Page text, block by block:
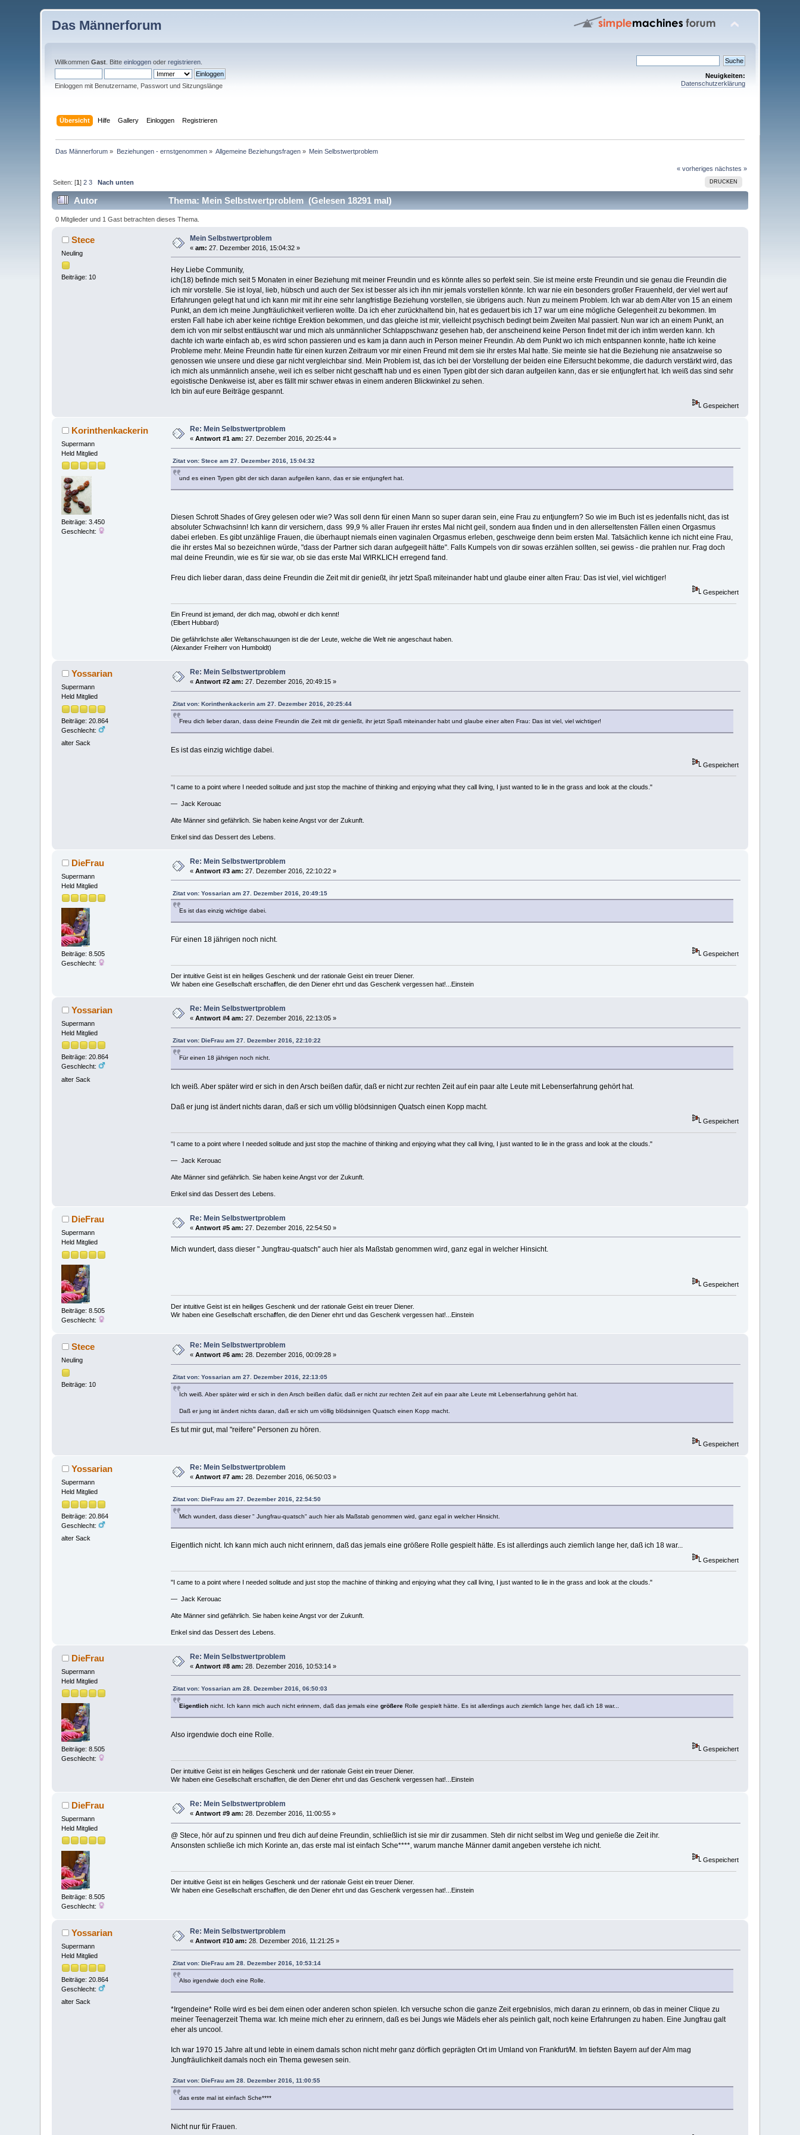
Das Männerforum
WillkommenGast . Bitteeinloggen oderregistrieren
Einloggen mit Benutzername, Passwort und Sitzungslänge
Neuigkeiten:
Datenschutzerklärung
Übersicht Hilfe Gallery Einloggen Registrieren
Das Männerforum » Beziehungen - ernstgenommen» Allgemeine Beziehungsfragen » Mein Selbstwertproblem
« vorheriges nächstes »
DRUCKEN
Seiten: [1]2 3 Nach unten
Autor Thema: Mein Selbstwertproblem (Gelesen 18291 mal)
0 Mitglieder und 1 Gast betrachten dieses Thema.
Stece
Neuling
Beiträge: 10
Mein Selbstwertproblem
«am: 27. Dezember 2016, 15:04:32 »
Hey Liebe Community,
ich(18) befinde mich seit 5 Monaten in einer Beziehung mit meiner Freundin und es könnte alles so perfekt sein. Sie ist meine erste Freundin und sie genau die Freundin die
ich mir vorstelle. Sie ist loyal, lieb, hübsch und auch der Sex ist besser als ich ihn mir jemals vorstellen könnte. Ich war nie ein besonders großer Frauenheld, der viel wert auf
Erfahrungen gelegt hat und ich kann mir mit ihr eine sehr langfristige Beziehung vorstellen, sie übrigens auch. Nun zu meinem Problem. Ich war ab dem Alter von 15 an einem
Punkt, an dem ich meine Jungfräulichkeit verlieren wollte. Da ich eher zurückhaltend bin, hat es gedauert bis ich 17 war um eine mögliche Gelegenheit zu bekommen. Im
ersten Fall habe ich aber keine richtige Erektion bekommen, und das gleiche ist mir, vielleicht psychisch bedingt beim Zweiten Mal passiert. Nun war ich an einem Punkt, an
dem ich von mir selbst enttäuscht war und mich als unmännlicher Schlappschwanz gesehen hab, der anscheinend keine Person findet mit der ich intim werden kann. Ich
dachte ich warte einfach ab, es wird schon passieren und es kam ja dann auch in Person meiner Freundin. Ab dem Punkt wo ich mich entspannen konnte, hatte ich keine
Probleme mehr. Meine Freundin hatte für einen kurzen Zeitraum vor mir einen Freund mit dem sie ihr erstes Mal hatte. Sie meinte sie hat die Beziehung nie ansatzweise so
genossen wie unsere und diese gar nicht vergleichbar sind. Mein Problem ist, das ich bei der Vorstellung der beiden eine Eifersucht bekomme, die dadurch verstärkt wird, das
ich mich als unmännlich ansehe, weil ich es selber nicht geschafft hab und es einen Typen gibt der sich daran aufgeilen kann, das er sie entjungfert hat. Ich weiß das sind sehr
egoistische Denkweise ist, aber es fällt mir schwer etwas in einem anderen Blickwinkel zu sehen.
Ich bin auf eure Beiträge gespannt.
Gespeichert
Korinthenkackerin
Supermann
Held Mitglied
Beiträge: 3.450
Geschlecht:
Re: Mein Selbstwertproblem
«Antwort #1 am: 27. Dezember 2016, 20:25:44 »
Zitat von: Stece am 27. Dezember 2016, 15:04:32
und es einen Typen gibt der sich daran aufgeilen kann, das er sie entjungfert hat.
Diesen Schrott Shades of Grey gelesen oder wie? Was soll denn für einen Mann so super daran sein, eine Frau zu entjungfern? So wie im Buch ist es jedenfalls nicht, das ist
absoluter Schwachsinn! Ich kann dir versichern, dass 99,9 % aller Frauen ihr erstes Mal nicht geil, sondern aua finden und in den allerseltensten Fällen einen Orgasmus
dabei erleben. Es gibt unzählige Frauen, die überhaupt niemals einen vaginalen Orgasmus erleben, geschweige denn beim ersten Mal. Tatsächlich kenne ich nicht eine Frau,
die ihr erstes Mal so bezeichnen würde, "dass der Partner sich daran aufgegeilt hätte". Falls Kumpels von dir sowas erzählen sollten, sei gewiss - die prahlen nur. Frag doch
mal deine Freundin, wie es für sie war, ob sie das erste Mal WIRKLICH erregend fand.
Freu dich lieber daran, dass deine Freundin die Zeit mit dir genießt, ihr jetzt Spaß miteinander habt und glaube einer alten Frau: Das ist viel, viel wichtiger!
Gespeichert
Ein Freund ist jemand, der dich mag, obwohl er dich kennt!
(Elbert Hubbard)
Die gefährlichste aller Weltanschauungen ist die der Leute, welche die Welt nie angeschaut haben.
(Alexander Freiherr von Humboldt)
Yossarian
Supermann
Held Mitglied
Beiträge: 20.864
Geschlecht:
alter Sack
Re: Mein Selbstwertproblem
«Antwort #2 am: 27. Dezember 2016, 20:49:15 »
Zitat von: Korinthenkackerin am 27. Dezember 2016, 20:25:44
Freu dich lieber daran, dass deine Freundin die Zeit mit dir genießt, ihr jetzt Spaß miteinander habt und glaube einer alten Frau: Das ist viel, viel wichtiger!
Es ist das einzig wichtige dabei.
Gespeichert
"I came to a point where I needed solitude and just stop the machine of thinking and enjoying what they call living, I just wanted to lie in the grass and look at the clouds."
— Jack Kerouac
Alte Männer sind gefährlich. Sie haben keine Angst vor der Zukunft.
Enkel sind das Dessert des Lebens.
DieFrau
Supermann
Held Mitglied
Beiträge: 8.505
Geschlecht:
Re: Mein Selbstwertproblem
«Antwort #3 am: 27. Dezember 2016, 22:10:22 »
Zitat von: Yossarian am 27. Dezember 2016, 20:49:15
Es ist das einzig wichtige dabei.
Für einen 18 jährigen noch nicht.
Gespeichert
Der intuitive Geist ist ein heiliges Geschenk und der rationale Geist ein treuer Diener.
Wir haben eine Gesellschaft erschaffen, die den Diener ehrt und das Geschenk vergessen hat!...Einstein
Yossarian
Supermann
Held Mitglied
Beiträge: 20.864
Geschlecht:
alter Sack
Re: Mein Selbstwertproblem
«Antwort #4 am: 27. Dezember 2016, 22:13:05 »
Zitat von: DieFrau am 27. Dezember 2016, 22:10:22
Für einen 18 jährigen noch nicht.
Ich weiß. Aber später wird er sich in den Arsch beißen dafür, daß er nicht zur rechten Zeit auf ein paar alte Leute mit Lebenserfahrung gehört hat.
Daß er jung ist ändert nichts daran, daß er sich um völlig blödsinnigen Quatsch einen Kopp macht.
Gespeichert
"I came to a point where I needed solitude and just stop the machine of thinking and enjoying what they call living, I just wanted to lie in the grass and look at the clouds."
— Jack Kerouac
Alte Männer sind gefährlich. Sie haben keine Angst vor der Zukunft.
Enkel sind das Dessert des Lebens.
DieFrau
Supermann
Held Mitglied
Beiträge: 8.505
Geschlecht:
Re: Mein Selbstwertproblem
«Antwort #5 am: 27. Dezember 2016, 22:54:50 »
Mich wundert, dass dieser " Jungfrau-quatsch" auch hier als Maßstab genommen wird, ganz egal in welcher Hinsicht.
Gespeichert
Der intuitive Geist ist ein heiliges Geschenk und der rationale Geist ein treuer Diener.
Wir haben eine Gesellschaft erschaffen, die den Diener ehrt und das Geschenk vergessen hat!...Einstein
Stece
Neuling
Beiträge: 10
Re: Mein Selbstwertproblem
«Antwort #6 am: 28. Dezember 2016, 00:09:28 »
Zitat von: Yossarian am 27. Dezember 2016, 22:13:05
Ich weiß. Aber später wird er sich in den Arsch beißen dafür, daß er nicht zur rechten Zeit auf ein paar alte Leute mit Lebenserfahrung gehört hat.
Daß er jung ist ändert nichts daran, daß er sich um völlig blödsinnigen Quatsch einen Kopp macht.
Es tut mir gut, mal "reifere" Personen zu hören.
Gespeichert
Yossarian
Supermann
Held Mitglied
Beiträge: 20.864
Geschlecht:
alter Sack
Re: Mein Selbstwertproblem
«Antwort #7 am: 28. Dezember 2016, 06:50:03 »
Zitat von: DieFrau am 27. Dezember 2016, 22:54:50
Mich wundert, dass dieser " Jungfrau-quatsch" auch hier als Maßstab genommen wird, ganz egal in welcher Hinsicht.
Eigentlich nicht. Ich kann mich auch nicht erinnern, daß das jemals eine größere Rolle gespielt hätte. Es ist allerdings auch ziemlich lange her, daß ich 18 war...
Gespeichert
"I came to a point where I needed solitude and just stop the machine of thinking and enjoying what they call living, I just wanted to lie in the grass and look at the clouds."
— Jack Kerouac
Alte Männer sind gefährlich. Sie haben keine Angst vor der Zukunft.
Enkel sind das Dessert des Lebens.
DieFrau
Supermann
Held Mitglied
Beiträge: 8.505
Geschlecht:
Re: Mein Selbstwertproblem
«Antwort #8 am: 28. Dezember 2016, 10:53:14 »
Zitat von: Yossarian am 28. Dezember 2016, 06:50:03
Eigentlichnicht. Ich kann mich auch nicht erinnern, daß das jemals eine größereRolle gespielt hätte. Es ist allerdings auch ziemlich lange her, daß ich 18 war...
Also irgendwie doch eine Rolle.
Gespeichert
Der intuitive Geist ist ein heiliges Geschenk und der rationale Geist ein treuer Diener.
Wir haben eine Gesellschaft erschaffen, die den Diener ehrt und das Geschenk vergessen hat!...Einstein
DieFrau
Supermann
Held Mitglied
Beiträge: 8.505
Geschlecht:
Re: Mein Selbstwertproblem
«Antwort #9 am: 28. Dezember 2016, 11:00:55 »
@ Stece, hör auf zu spinnen und freu dich auf deine Freundin, schließlich ist sie mir dir zusammen. Steh dir nicht selbst im Weg und genieße die Zeit ihr.
Ansonsten schließe ich mich Korinte an, das erste mal ist einfach Sche****, warum manche Männer damit angeben verstehe ich nicht.
Gespeichert
Der intuitive Geist ist ein heiliges Geschenk und der rationale Geist ein treuer Diener.
Wir haben eine Gesellschaft erschaffen, die den Diener ehrt und das Geschenk vergessen hat!...Einstein
Yossarian
Supermann
Held Mitglied
Beiträge: 20.864
Geschlecht:
alter Sack
Re: Mein Selbstwertproblem
«Antwort #10 am: 28. Dezember 2016, 11:21:25 »
Zitat von: DieFrau am 28. Dezember 2016, 10:53:14
Also irgendwie doch eine Rolle.
*Irgendeine* Rolle wird es bei dem einen oder anderen schon spielen. Ich versuche schon die ganze Zeit ergebnislos, mich daran zu erinnern, ob das in meiner Clique zu
meiner Teenagerzeit Thema war. Ich meine mich eher zu erinnern, daß es bei Jungs wie Mädels eher als peinlich galt, noch keine Erfahrungen zu haben. Eine Jungfrau galt
eher als uncool.
Ich war 1970 15 Jahre alt und lebte in einem damals schon nicht mehr ganz dörflich geprägten Ort im Umland von Frankfurt/M. Im tiefsten Bayern auf der Alm mag
Jungfräulichkeit damals noch ein Thema gewesen sein.
Zitat von: DieFrau am 28. Dezember 2016, 11:00:55
das erste mal ist einfach Sche****
Nicht nur für Frauen.